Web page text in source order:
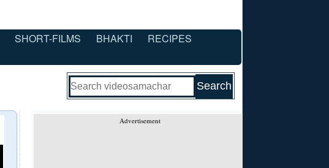
SHORT-FILMS BHAKTI
RECIPES
Advertisement